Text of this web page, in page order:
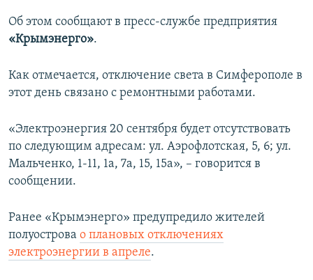
Об этом сообщают в пресс-службе предприятия
«Крымэнерго».
Как отмечается, отключение света в Симферополе в
этот день связано с ремонтными работами.
«Электроэнергия 20 сентября будет отсутствовать
по следующим адресам: ул. Аэрофлотская, 5, 6; ул.
Мальченко, 1-11, 1а, 7а, 15, 15а​», – говорится в
сообщении.
Ранее «Крымэнерго» предупредило жителей
полуострова о плановых отключениях
электроэнергии в апреле.